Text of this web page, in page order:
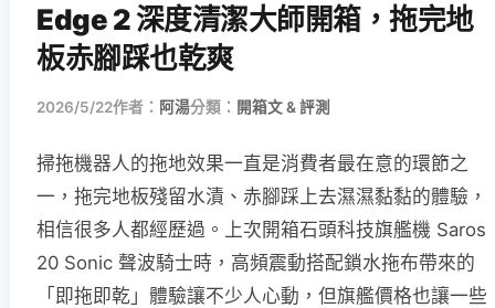
Edge 2 深度清潔大師開箱，拖完地
板赤腳踩也乾爽
2026/5/22作者： 阿湯分類： 開箱文 & 評測
掃拖機器人的拖地效果一直是消費者最在意的環節之
一，拖完地板殘留水漬、赤腳踩上去濕濕黏黏的體驗，
相信很多人都經歷過。上次開箱石頭科技旗艦機 Saros
20 Sonic 聲波騎士時，高頻震動搭配鎖水拖布帶來的
「即拖即乾」體驗讓不少人心動，但旗艦價格也讓一些